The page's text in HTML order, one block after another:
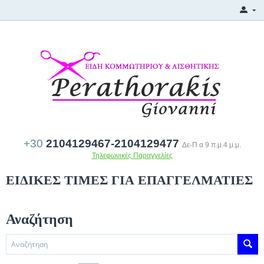
+30 2104129467-2104129477 Δε-Π α 9 π.μ.4 μ.μ.
Τηλεφωνικές Παραγγελίες
ΕΙΔΙΚΕΣ ΤΙΜΕΣ ΓΙΑ ΕΠΑΓΓΕΛΜΑΤΙΕΣ
Αναζήτηση